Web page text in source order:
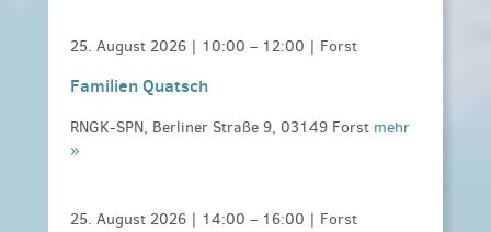
25. August 2026 | 10:00 – 12:00 | Forst
Familien Quatsch
RNGK-SPN, Berliner Straße 9, 03149 Forst mehr
»
25. August 2026 | 14:00 – 16:00 | Forst